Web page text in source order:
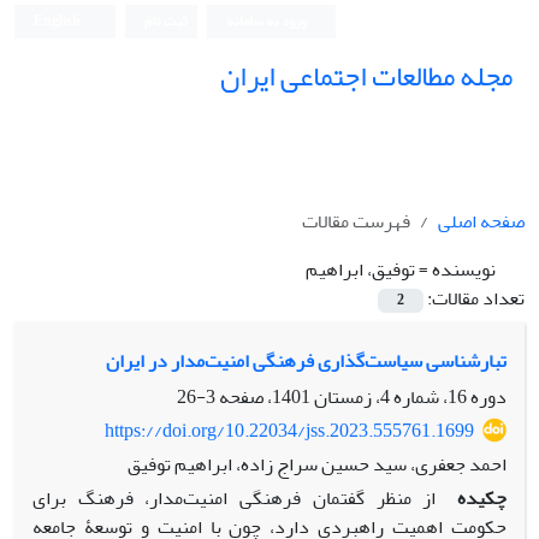
مجله مطالعات اجتماعی ایران
صفحه اصلی
فهرست مقالات
نویسنده =توفیق، ابراهیم
تعداد مقالات:
2
تبارشناسی سیاست‌گذاری فرهنگی امنیت‌مدار در ایران
دوره 16، شماره 4، زمستان 1401، صفحه
3-26
https://doi.org/10.22034/jss.2023.555761.1699
احمد جعفری، سید حسین سراج زاده، ابراهیم توفیق
چکیده
از منظر گفتمان فرهنگی امنیت‌مدار، فرهنگ برای
حکومت اهمیت راهبردی دارد، چون با امنیت و توسعۀ جامعه